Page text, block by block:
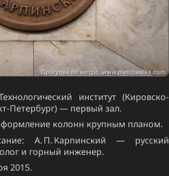
институт (Кировско-
Петербург) — первый зал.
колонн крупным планом.
А. П. Карпинский — русский
и горный инженер.
2015.